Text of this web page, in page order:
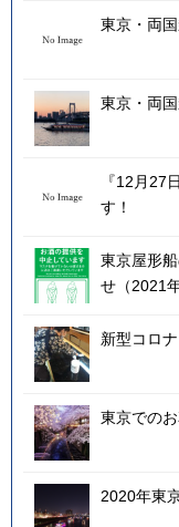
東京・両
東京・両
『12月27
す！
東京屋形
せ（2021
新型コロ
東京での
2020年東